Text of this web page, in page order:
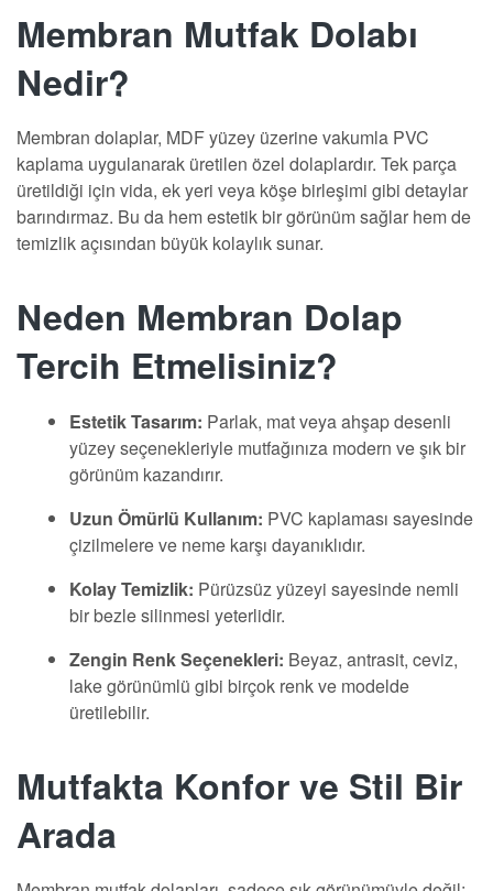
Membran Mutfak Dolabı
Nedir?
Membran dolaplar, MDF yüzey üzerine vakumla PVC
kaplama uygulanarak üretilen özel dolaplardır. Tek parça
üretildiği için vida, ek yeri veya köşe birleşimi gibi detaylar
barındırmaz. Bu da hem estetik bir görünüm sağlar hem de
temizlik açısından büyük kolaylık sunar.
Neden Membran Dolap
Tercih Etmelisiniz?
Estetik Tasarım: Parlak, mat veya ahşap desenli
yüzey seçenekleriyle mutfağınıza modern ve şık bir
görünüm kazandırır.
Uzun Ömürlü Kullanım: PVC kaplaması sayesinde
çizilmelere ve neme karşı dayanıklıdır.
Kolay Temizlik: Pürüzsüz yüzeyi sayesinde nemli
bir bezle silinmesi yeterlidir.
Zengin Renk Seçenekleri: Beyaz, antrasit, ceviz,
lake görünümlü gibi birçok renk ve modelde
üretilebilir.
Mutfakta Konfor ve Stil Bir
Arada